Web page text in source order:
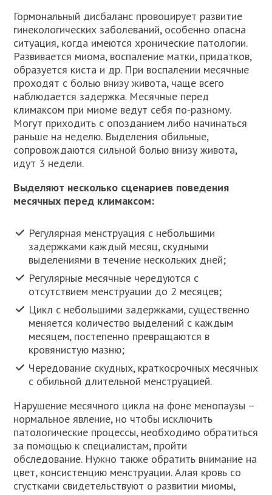
Гормональный дисбаланс провоцирует развитие
гинекологических заболеваний, особенно опасна
ситуация, когда имеются хронические патологии.
Развивается миома, воспаление матки, придатков,
образуется киста и др. При воспалении месячные
проходят с болью внизу живота, чаще всего
наблюдается задержка. Месячные перед
климаксом при миоме ведут себя по-разному.
Могут приходить с опозданием либо начинаться
раньше на неделю. Выделения обильные,
сопровождаются сильной болью внизу живота,
идут 3 недели.
Выделяют несколько сценариев поведения
месячных перед климаксом:
Регулярная менструация с небольшими
задержками каждый месяц, скудными
выделениями в течение нескольких дней;
Регулярные месячные чередуются с
отсутствием менструации до 2 месяцев;
Цикл с небольшими задержками, существенно
меняется количество выделений с каждым
месяцем, постепенно превращаются в
кровянистую мазню;
Чередование скудных, краткосрочных месячных
с обильной длительной менструацией.
Нарушение месячного цикла на фоне менопаузы –
нормальное явление, но чтобы исключить
патологические процессы, необходимо обратиться
за помощью к специалистам, пройти
обследование. Нужно также обратить внимание на
цвет, консистенцию менструации. Алая кровь со
сгустками свидетельствуют о развитии миомы,